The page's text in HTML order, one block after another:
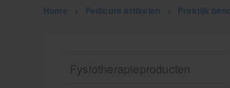
Home Pedicure artikelen Praktijk
Fysiotherapieproducten